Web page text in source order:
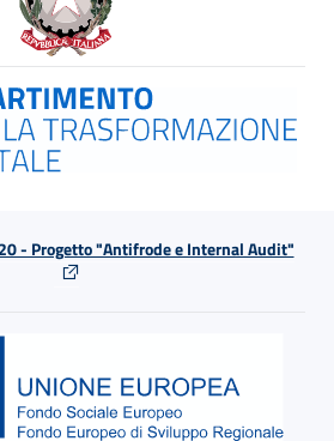
- Progetto "Antifrode e Internal Audit"